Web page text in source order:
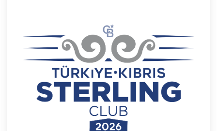
süre belirlenmemişse kişisel verileri işlendikleri
amaç için gerekli olan süre kadar muhafaza
edecektir. Sürenin bitimi veya işlenmesini
gerektiren sebeplerin ortadan kalkması halinde
kişisel veriler CB CB Gayrimenkul Franchising
Pazarlama ve Danışmanlık Hizmetleri A.Ş.
tarafından silinecek, yok edilecek veya anonim
hale getirilecektir.
6. Kişisel Veri İşleme Faaliyetlerinin Kanunun 5
inci Maddesinde Belirtilen Kişisel Veri İşleme